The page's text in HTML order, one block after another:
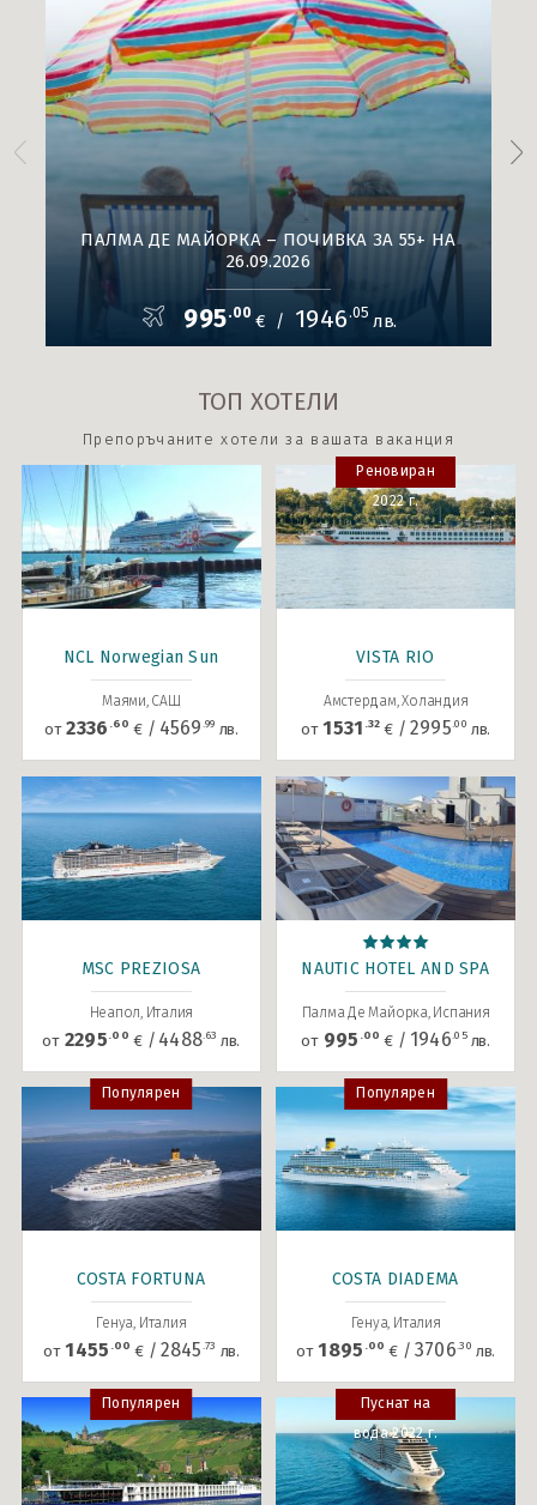
ПАЛМА ДЕ МАЙОРКА – ПОЧИВКА ЗА 55+ НА
26.09.2026
995.00 € / 1946.05 лв.
ТОП ХОТЕЛИ
Препоръчаните хотели за вашата ваканция
NCL Norwegian Sun
Маями, САЩ
от 2336 .60 €/ 4569.99 лв.
Реновиран
2022 г.
VISTA RIO
Амстердам, Холандия
от 1531 .32 € / 2995.00 лв.
MSC PREZIOSA
Неапол, Италия
от 2295 .00 €/ 4488 .63 лв.
NAUTIC HOTEL AND SPA
Палма Де Майорка, Испания
от 995 .00 € / 1946 .05лв.
Популярен
COSTA FORTUNA
Генуа, Италия
от 1455 .00 €/ 2845.73 лв.
Популярен
COSTA DIADEMA
Генуа, Италия
от 1895 .00 € / 3706.30 лв.
Популярен
Пуснат на
вода 2022 г.